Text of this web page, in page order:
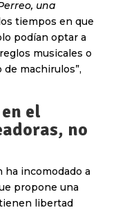
una
tiempos en que
podían optar a
musicales o
machirulos”,
el
no
ha incomodado a
propone una
libertad